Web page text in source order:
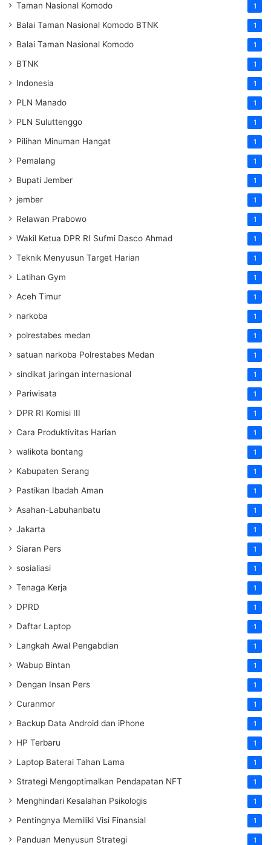
Taman Nasional Komodo 1
Balai Taman Nasional Komodo BTNK 1
Balai Taman Nasional Komodo 1
BTNK 1
Indonesia 1
PLN Manado 1
PLN Suluttenggo 1
Pilihan Minuman Hangat 1
Pemalang 1
Bupati Jember 1
jember 1
Relawan Prabowo 1
Wakil Ketua DPR RI Sufmi Dasco Ahmad 1
Teknik Menyusun Target Harian 1
Latihan Gym 1
Aceh Timur 1
narkoba 1
polrestabes medan 1
satuan narkoba Polrestabes Medan 1
sindikat jaringan internasional 1
Pariwisata 1
DPR RI Komisi III 1
Cara Produktivitas Harian 1
walikota bontang 1
Kabupaten Serang 1
Pastikan Ibadah Aman 1
Asahan-Labuhanbatu 1
Jakarta 1
Siaran Pers 1
sosialiasi 1
Tenaga Kerja 1
DPRD 1
Daftar Laptop 1
Langkah Awal Pengabdian 1
Wabup Bintan 1
Dengan Insan Pers 1
Curanmor 1
Backup Data Android dan iPhone 1
HP Terbaru 1
Laptop Baterai Tahan Lama 1
Strategi Mengoptimalkan Pendapatan NFT 1
Menghindari Kesalahan Psikologis 1
Pentingnya Memiliki Visi Finansial 1
Panduan Menyusun Strategi 1